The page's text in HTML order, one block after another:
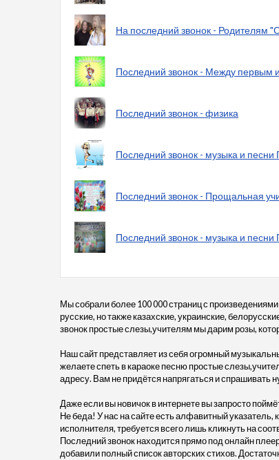
На последний звонок - Родителям
Последний звонок - Между первым
Последний звонок - физика
Последний звонок - музыка и
Последний звонок - Прощальная
Последний звонок - музыка и
Мы собрали более 100 000 страниц с
русские, но также казахские, украинские,
звонок простые слезы,учителям мы дарим розы,
Наш сайт представляет из себя огромный
желаете спеть в караоке песню простые
адресу. Вам не придётся напрягаться и
Даже если вы новичок в интернете вы запросто
Не беда! У нас на сайте есть алфавитный
исполнителя, требуется всего лишь кликнуть на
Последний звонок находится прямо под онлайн
добавили полный список авторских стихов.